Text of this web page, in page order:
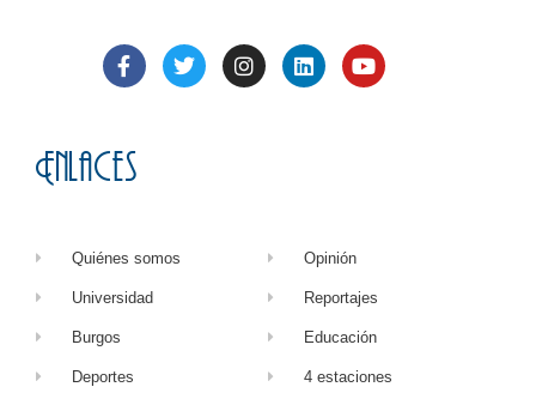
Enlaces
Quiénes somos
Universidad
Burgos
Deportes
Opinión
Reportajes
Educación
4 estaciones